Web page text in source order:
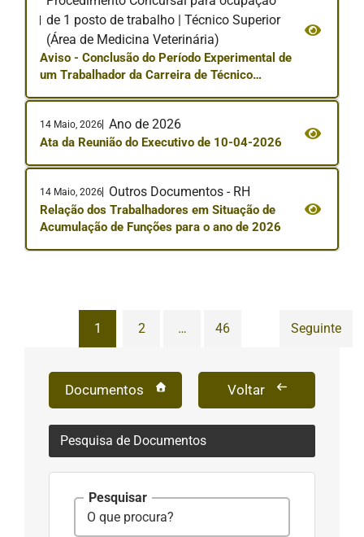
de 1 posto de trabalho | Técnico Superior
(Área de Medicina Veterinária)
Aviso - Conclusão do Período Experimental de
um Trabalhador da Carreira de Técnico
14 Maio, 2026 Ano de 2026
Ata da Reunião do Executivo de 10-04-2026
14 Maio, 2026 Outros Documentos - RH
Relação dos Trabalhadores em Situação de
Acumulação de Funções para o ano de 2026
Paginação
conteúdos
1 2 … 46 Seguinte
Documentos Voltar
Pesquisa de Documentos
Pesquisar